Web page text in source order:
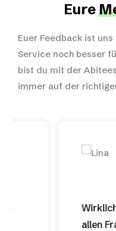
Eure
Euer Feedback ist
Service noch besser
bist du mit der
immer auf der
Lina
Wirklich super
allen Fragen